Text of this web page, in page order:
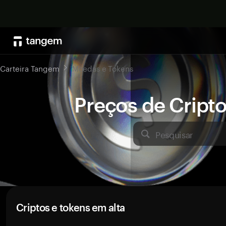
Preços de
Pesquisar
Carteira Tangem Moedas e Tokens
Criptos e tokens em alta